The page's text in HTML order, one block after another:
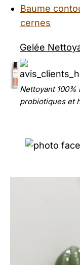
Baume
cernes
Gelée
Nettoyant
probiotiques et